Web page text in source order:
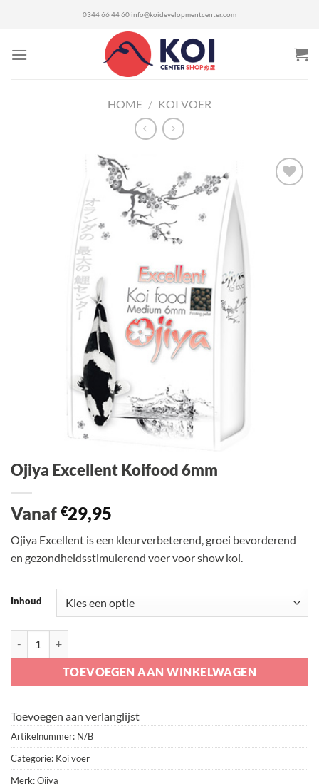
0344 66 44 60 info@koidevelopmentcenter.com
HOME / KOI VOER
Ojiya Excellent Koifood 6mm
Vanaf €29,95
Ojiya Excellent is een kleurverbeterend, groei bevorderend
en gezondheidsstimulerend voer voor show koi.
Inhoud
TOEVOEGEN AAN WINKELWAGEN
Toevoegen aan verlanglijst
Artikelnummer: N/B
Categorie: Koi voer
Merk:Ojiya